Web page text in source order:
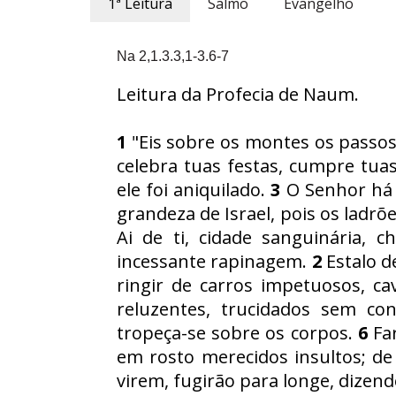
Na 2,1.3.3,1-3.6-7
Leitura da Profecia de Naum.
1 "Eis sobre os montes os
celebra tuas festas, cumpre
ele foi aniquilado.3 O Senhor
grandeza de Israel, pois os
Ai de ti, cidade sanguinária,
incessante rapinagem. 2Estalo
ringir de carros impetuosos,
reluzentes, trucidados sem
tropeça-se sobre os corpos. 6
em rosto merecidos insultos;
virem, fugirão para longe,